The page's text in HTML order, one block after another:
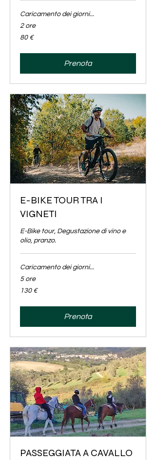
Caricamento dei giorni...
2 ore
80
euro
80 €
Prenota
E-BIKE TOUR TRA I
VIGNETI
E-Bike tour, Degustazione di vino e
olio, pranzo.
Caricamento dei giorni...
5 ore
130
euro
130 €
Prenota
PASSEGGIATA A CAVALLO